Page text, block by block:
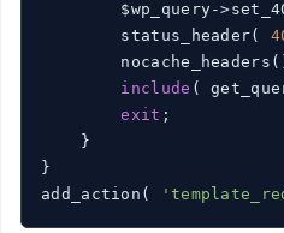
$wp_query-
        status_header(
include (
exit ;
    }
}
add_action(